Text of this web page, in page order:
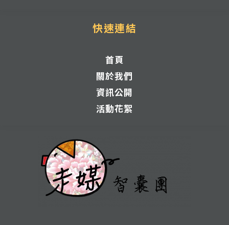
快速連結
首頁
關於我們
資訊公開
活動花絮